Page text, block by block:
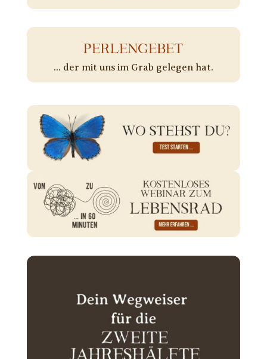
PERLENGEBET
... der mit uns im Grab gelegen hat.